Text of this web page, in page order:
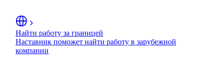
Найти работу за границей
Наставник поможет найти работу в зарубежной
компании